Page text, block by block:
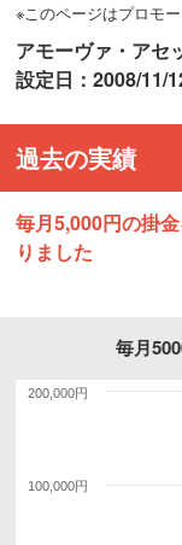
※このページはプロモ
アモーヴァ・アセ
設定日：2008/11/
過去の実績
毎月5,000円の掛
りました
毎月
100,000円
200,000円